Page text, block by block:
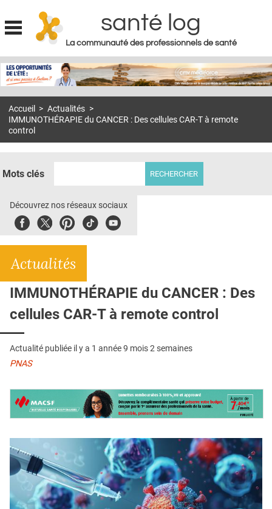
Jump to navigation
santé log
La communauté des professionnels de santé
MON COMPTE
S'ABONNER À LA REVUE SOIN À DOMICILE
E-REVUE SAD
THÉMA
CONTACT
Accueil > Actualités >
IMMUNOTHÉRAPIE du CANCER : Des cellules CAR-T à remote
control
Mots clés
Découvrez nos réseaux sociaux
FacebookTwitterPinterest
TiktokYoubute
Actualités
IMMUNOTHÉRAPIE du CANCER : Des
cellules CAR-T à remote control
Actualité publiée il y a 1 année 9 mois 2 semaines
PNAS